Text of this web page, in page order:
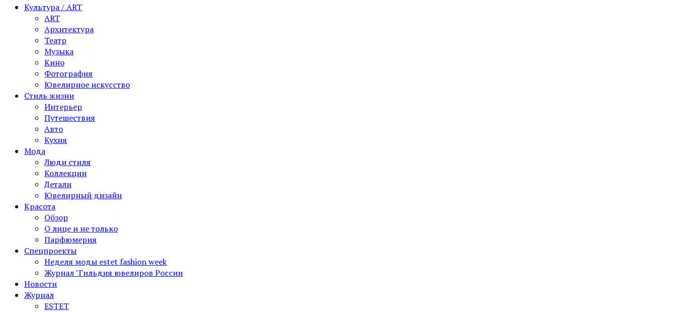
Культура / ART
ART
Архитектура
Театр
Музыка
Кино
Фотография
Ювелирное искусство
Стиль жизни
Интерьер
Путешествия
Авто
Кухня
Мода
Люди стиля
Коллекции
Детали
Ювелирный дизайн
Красота
Обзор
О лице и не только
Парфюмерия
Спецпроекты
Неделя моды estet fashion week
Журнал "Гильдия ювелиров России
Новости
Журнал
ESTET